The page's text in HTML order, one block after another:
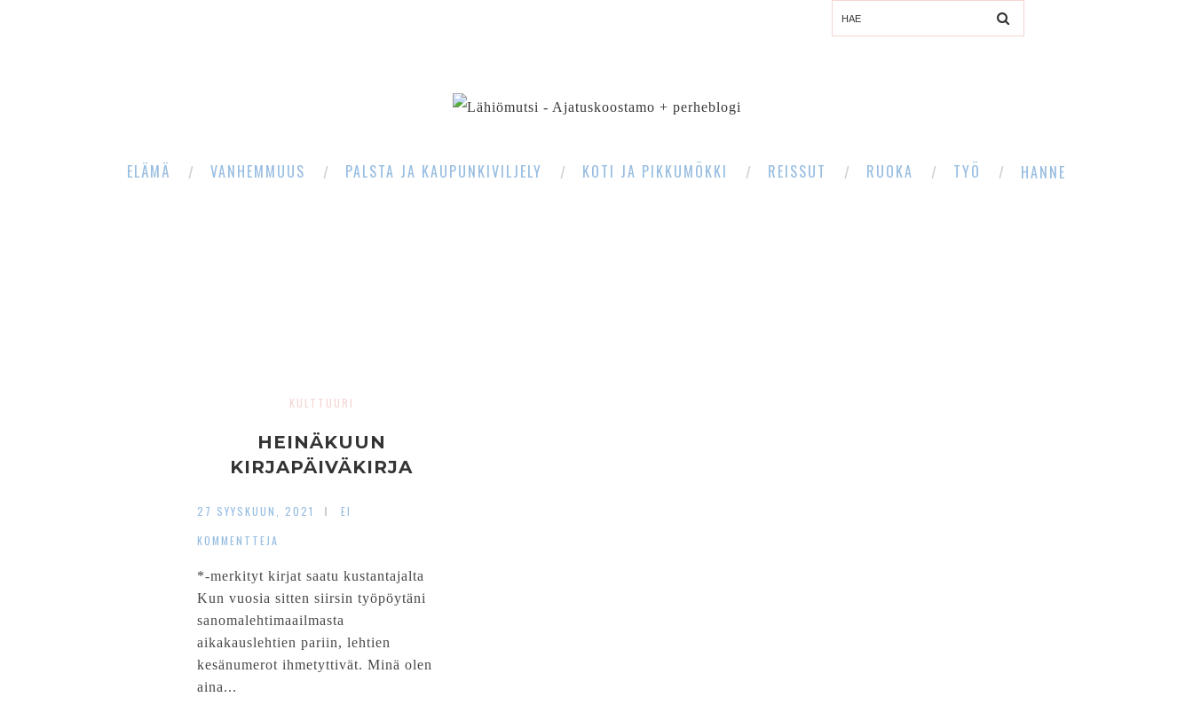
ELÄMÄ VANHEMMUUS PALSTA JA KAUPUNKIVILJELY KOTI JA PIKKUMÖKKI REISSUT RUOKA TYÖ HANNE
KULTTUURI
HEINÄKUUN
KIRJAPÄIVÄKIRJA
27 SYYSKUUN, 2021
EI
KOMMENTTEJA
*-merkityt kirjat saatu kustantajalta
Kun vuosia sitten siirsin työpöytäni
sanomalehtimaailmasta
aikakauslehtien pariin, lehtien
kesänumerot ihmetyttivät. Minä olen
aina...